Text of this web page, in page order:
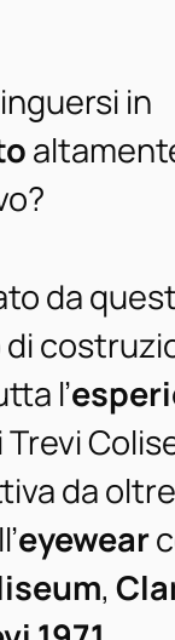
in
da
l’
Trevi
da
eyewear
,